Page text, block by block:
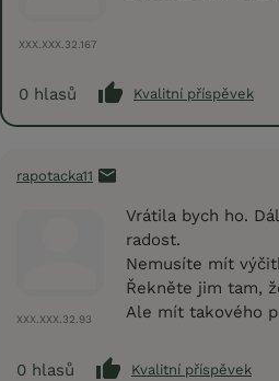
XXX.XXX.32.167
0 hlasů Kvalitní příspěvek
rapotacka11
XXX.XXX.32.93
Vrátila bych ho.
radost.
Nemusíte mít
Řekněte jim tam,
Ale mít takového
0 hlasů Kvalitní příspěvek